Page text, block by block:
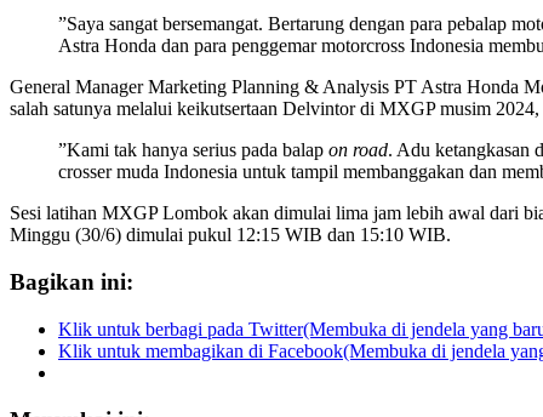
”Saya sangat bersemangat. Bertarung dengan para pebalap
Astra Honda dan para penggemar motorcross Indonesia
General Manager Marketing Planning & Analysis PT Astra Honda
salah satunya melalui keikutsertaan Delvintor di MXGP musim
”Kami tak hanya serius pada balap on road. Adu ketangkasan
crosser muda Indonesia untuk tampil membanggakan dan
Sesi latihan MXGP Lombok akan dimulai lima jam lebih awal dari
Minggu (30/6) dimulai pukul 12:15 WIB dan 15:10 WIB.
Bagikan ini:
Klik untuk berbagi pada Twitter(Membuka di jendela yang
Klik untuk membagikan di Facebook(Membuka di jendela